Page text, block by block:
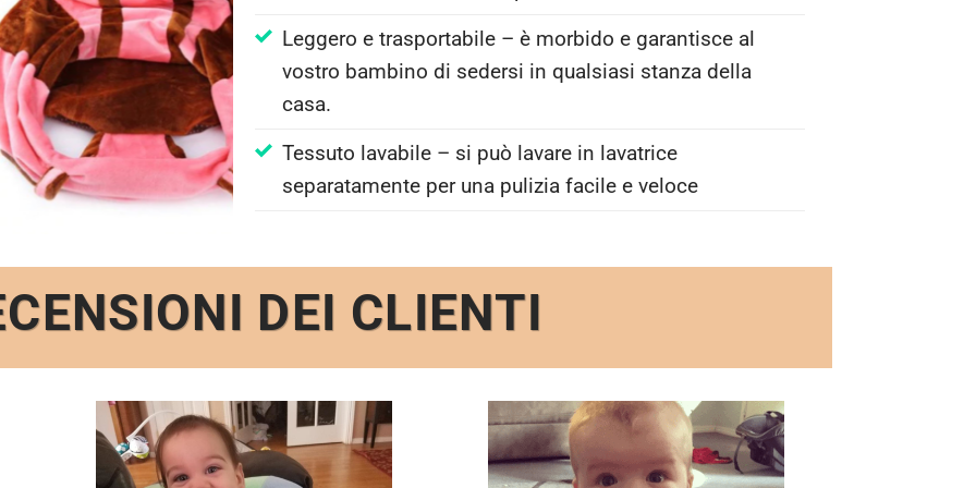
Leggero e trasportabile – è morbido e garantisce al
vostro bambino di sedersi in qualsiasi stanza della
casa.
Tessuto lavabile – si può lavare in lavatrice
separatamente per una pulizia facile e veloce
DEI CLIENTI